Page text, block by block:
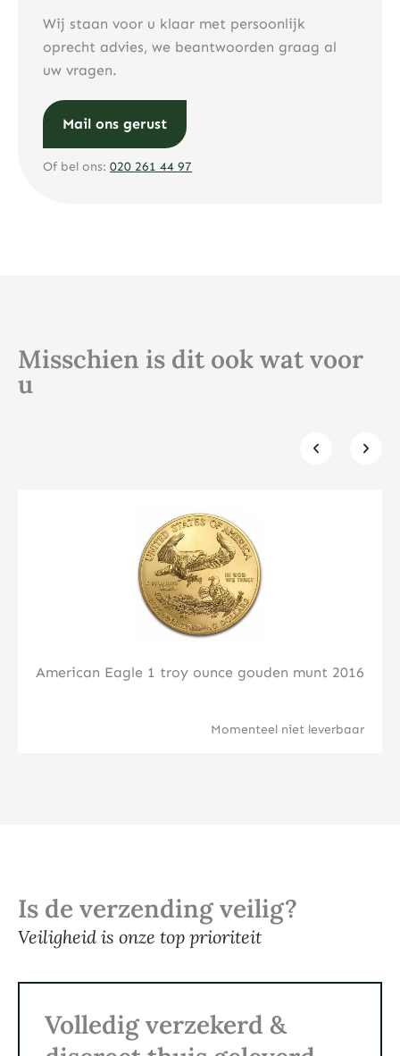
Wij staan voor u klaar met persoonlijk
oprecht advies, we beantwoorden graag al
uw vragen.
Mail ons gerust
Of bel ons: 020 261 44 97
Misschien is dit ook wat voor
u
American Eagle 1 troy ounce gouden munt 2016
Momenteel niet leverbaar
Klik hier
Is de verzending veilig?
Veiligheid is onze top prioriteit
Volledig verzekerd &